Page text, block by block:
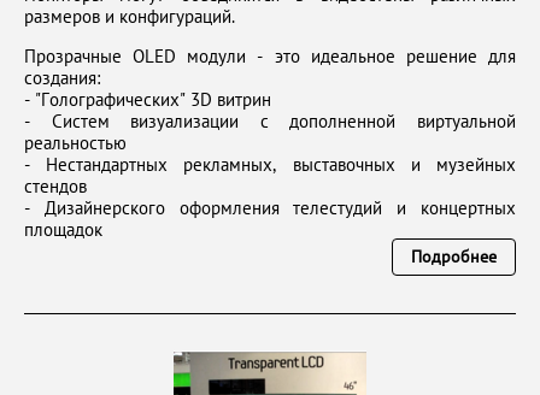
размеров и конфигураций.
Прозрачные OLED модули - это идеальное решение для
создания:
- "Голографических" 3D витрин
- Систем визуализации с дополненной виртуальной
реальностью
- Нестандартных рекламных, выставочных и музейных
стендов
- Дизайнерского оформления телестудий и концертных
площадок
Подробнее